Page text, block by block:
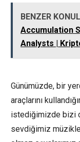
BENZER
Accumulation
Analysts |
Günümüzde, bir
araçlarını
istediğimizde bizi
sevdiğimiz müzikle